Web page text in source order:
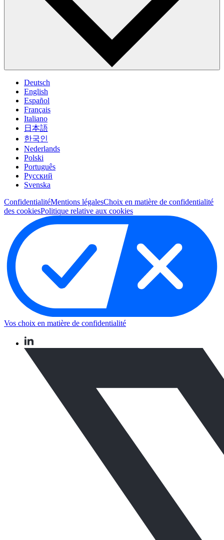
Deutsch
English
Español
Français
Italiano
日本語
한국인
Nederlands
Polski
Português
Pусский
Svenska
ConfidentialitéMentions légalesChoix en matière de confidentialité
des cookiesPolitique relative aux cookies
Vos choix en matière de confidentialité